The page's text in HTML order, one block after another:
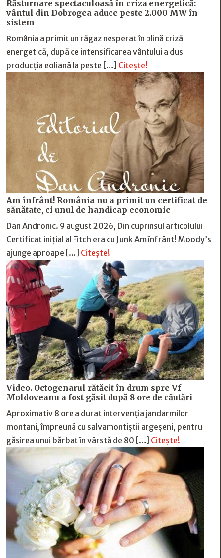
Răsturnare spectaculoasă în criza energetică:
vântul din Dobrogea aduce peste 2.000 MW în
sistem
România a primit un răgaz nesperat în plină criză
energetică, după ce intensificarea vântului a dus
producția eoliană la peste […] Citește!
Am înfrânt! România nu a primit un certificat de
sănătate, ci unul de handicap economic
Dan Andronic. 9 august 2026, Din cuprinsul articolului
Certificat inițial al Fitch era cu Junk Am înfrânt! Moody’s
ajunge aproape […] Citește!
Video. Octogenarul rătăcit în drum spre Vf
Moldoveanu a fost găsit după 8 ore de căutări
Aproximativ 8 ore a durat intervenția jandarmilor
montani, împreună cu salvamontiștii argeșeni, pentru
găsirea unui bărbat în vârstă de 80 […] Citește!